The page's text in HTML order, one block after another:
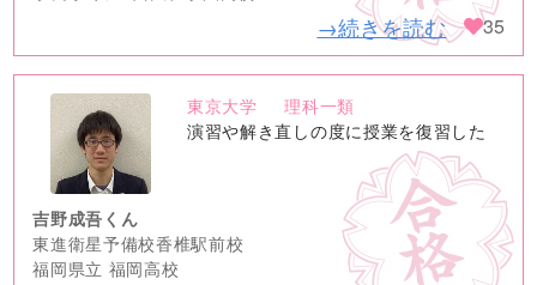
→続きを読む 35
no
image
東京大学
理科一類
演習や解き直しの度に授業を復習した
吉野成吾くん
東進衛星予備校香椎駅前校
福岡県立 福岡高校